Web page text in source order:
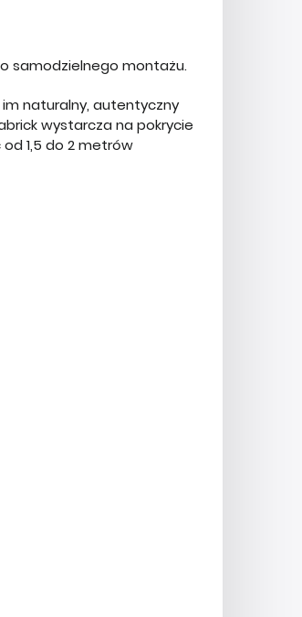
samodzielnego montażu.
im naturalny, autentyczny
wystarcza na pokrycie
1,5 do 2 metrów